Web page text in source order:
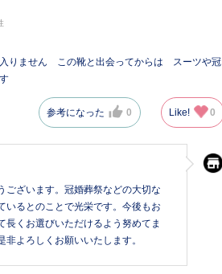
りません この靴と出会ってからは スーツや冠
参考になった 0 Like! 0
ございます。冠婚葬祭などの大切な
いるとのことで光栄です。今後もお
長くお選びいただけるよう努めてま
よろしくお願いいたします。